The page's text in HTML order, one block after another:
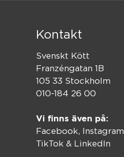
Kontakt
Svenskt Kött
Franzéngatan 1B
105 33 Stockholm
010-184 26 00
Vi finns även på:
Facebook, Instagram
TikTok & LinkedIn